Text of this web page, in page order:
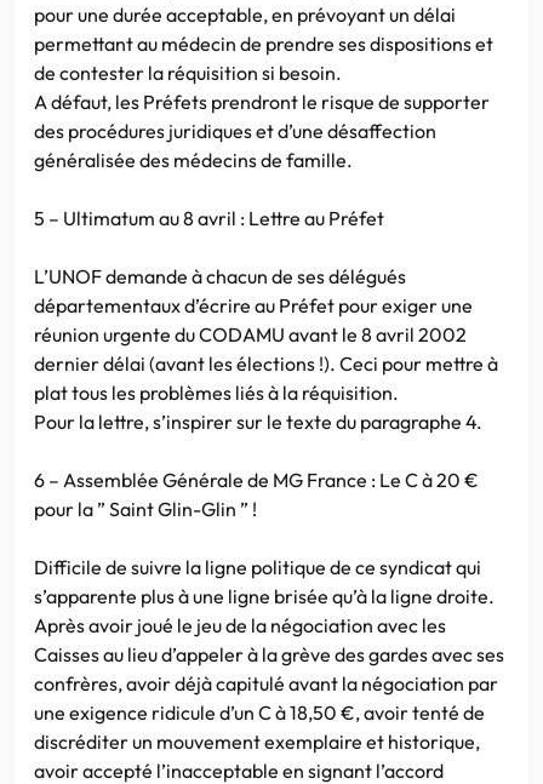
pour une durée acceptable, en prévoyant un délai
permettant au médecin de prendre ses dispositions et
de contester la réquisition si besoin.
A défaut, les Préfets prendront le risque de supporter
des procédures juridiques et d’une désaffection
généralisée des médecins de famille.
5 – Ultimatum au 8 avril : Lettre au Préfet
L’UNOF demande à chacun de ses délégués
départementaux d’écrire au Préfet pour exiger une
réunion urgente du CODAMU avant le 8 avril 2002
dernier délai (avant les élections !). Ceci pour mettre à
plat tous les problèmes liés à la réquisition.
Pour la lettre, s’inspirer sur le texte du paragraphe 4.
6 – Assemblée Générale de MG France : Le C à 20 €
pour la ” Saint Glin-Glin ” !
Difficile de suivre la ligne politique de ce syndicat qui
s’apparente plus à une ligne brisée qu’à la ligne droite.
Après avoir joué le jeu de la négociation avec les
Caisses au lieu d’appeler à la grève des gardes avec ses
confrères, avoir déjà capitulé avant la négociation par
une exigence ridicule d’un C à 18,50 €, avoir tenté de
discréditer un mouvement exemplaire et historique,
avoir accepté l’inacceptable en signant l’accord